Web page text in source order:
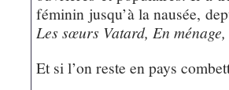
féminin jusqu’à la nausée,
Les sœurs Vatard, En
Et si l’on reste en pays